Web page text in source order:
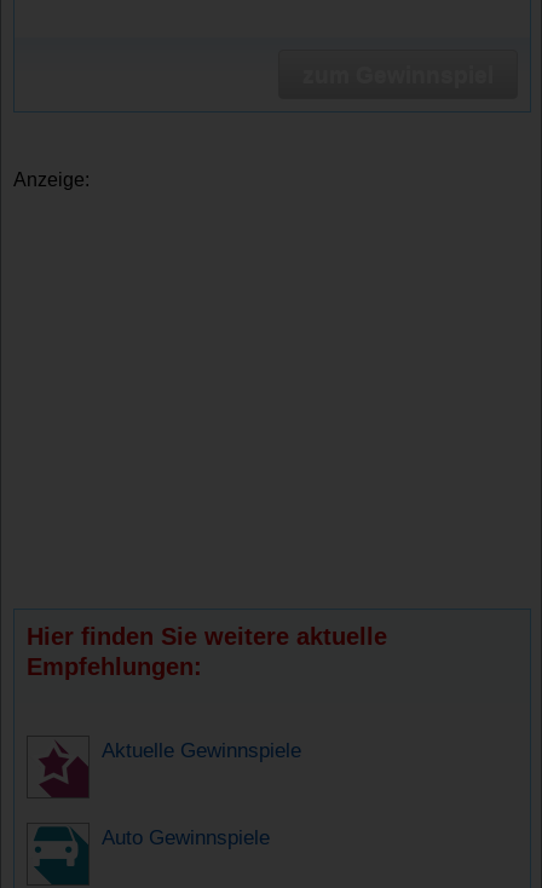
Anzeige:
Hier finden Sie weitere aktuelle
Empfehlungen:
Aktuelle Gewinnspiele
Auto Gewinnspiele